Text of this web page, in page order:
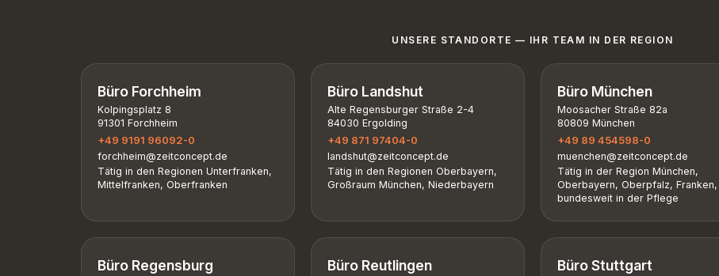
UNSERE STANDORTE — IHR TEAM IN DER REGION
Büro Forchheim
Kolpingsplatz 8
91301 Forchheim
+49 9191 96092-0
forchheim@zeitconcept.de
Tätig in den Regionen Unterfranken,
Mittelfranken, Oberfranken
Büro Landshut
Alte Regensburger Straße 2-4
84030 Ergolding
+49 871 97404-0
landshut@zeitconcept.de
Tätig in den Regionen Oberbayern,
Großraum München, Niederbayern
Büro München
Moosacher Straße 82a
80809 München
+49 89 454598-0
muenchen@zeitconcept.de
Tätig in der Region München,
Oberbayern, Oberpfalz, Franken,
bundesweit in der Pflege
Büro Regensburg Büro Reutlingen Büro Stuttgart